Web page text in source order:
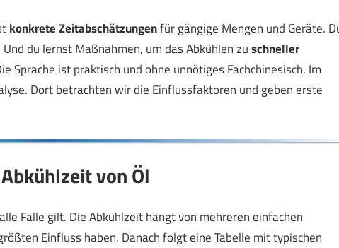
konkrete Zeitabschätzungenfür gängige Mengen und Geräte.
du lernst Maßnahmen, um das Abkühlen zuschneller
Sprache ist praktisch und ohne unnötiges Fachchinesisch. Im
Dort betrachten wir die Einflussfaktoren und geben erste
von Öl
Fälle gilt. Die Abkühlzeit hängt von mehreren einfachen
Einfluss haben. Danach folgt eine Tabelle mit typischen